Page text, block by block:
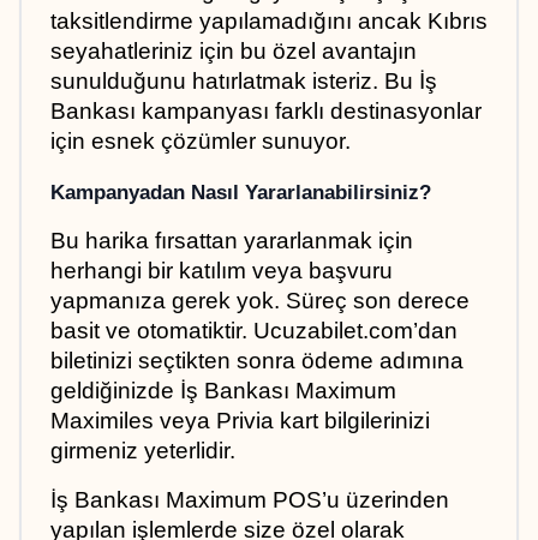
taksitlendirme yapılamadığını ancak Kıbrıs
seyahatleriniz için bu özel avantajın
sunulduğunu hatırlatmak isteriz. Bu İş
Bankası kampanyası farklı destinasyonlar
için esnek çözümler sunuyor.
Kampanyadan Nasıl Yararlanabilirsiniz?
Bu harika fırsattan yararlanmak için
herhangi bir katılım veya başvuru
yapmanıza gerek yok. Süreç son derece
basit ve otomatiktir. Ucuzabilet.com’dan
biletinizi seçtikten sonra ödeme adımına
geldiğinizde İş Bankası Maximum
Maximiles veya Privia kart bilgilerinizi
girmeniz yeterlidir.
İş Bankası Maximum POS’u üzerinden
yapılan işlemlerde size özel olarak